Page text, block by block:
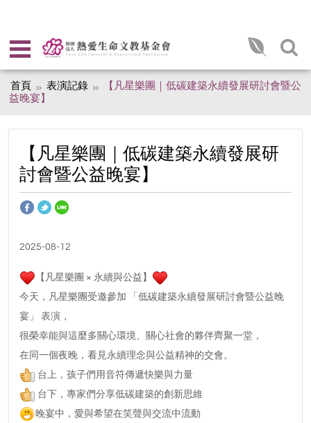
首頁 表演記錄
【凡星樂團｜低碳建築永續發展研討會暨公
益晚宴】
【凡星樂團｜低碳建築永續發展研
討會暨公益晚宴】
2025-08-12
【凡星樂團 × 永續與公益】
今天，凡星樂團受邀參加 「低碳建築永續發展研討會暨公益晚
宴」 表演，
很榮幸能與這麼多關心環境、關心社會的夥伴齊聚一堂，
在同一個夜晚，看見永續理念與公益精神的交會。
台上，孩子們用音符傳遞快樂與力量
台下，專家們分享低碳建築的創新思維
晚宴中，愛與希望在笑聲與交流中流動